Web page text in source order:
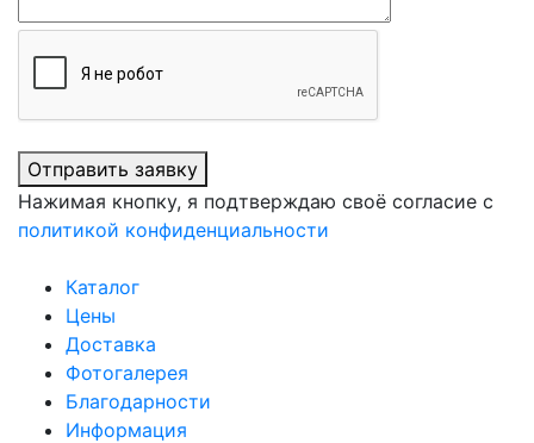
Отправить заявку
Нажимая кнопку, я подтверждаю своё согласие с
политикой конфиденциальности
Каталог
Цены
Доставка
Фотогалерея
Благодарности
Информация